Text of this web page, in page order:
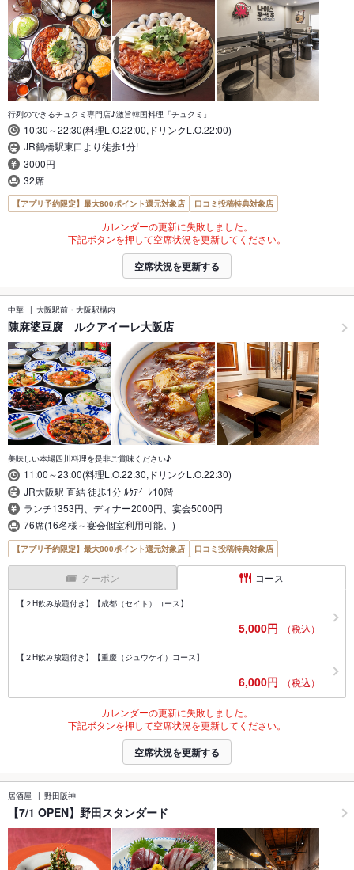
行列のできるチュクミ専門店♪激旨韓国料理「チュクミ」
10:30～22:30(料理L.O.22:00,ドリンクL.O.22:00)
JR鶴橋駅東口より徒歩1分!
3000円
32席
【アプリ予約限定】最大800ポイント還元対象店 口コミ投稿特典対象店
カレンダーの更新に失敗しました。
下記ボタンを押して空席状況を更新してください。
空席状況を更新する
中華 大阪駅前・大阪駅構内
陳麻婆豆腐 ルクアイーレ大阪店
美味しい本場四川料理を是非ご賞味ください♪
11:00～23:00(料理L.O.22:30,ドリンクL.O.22:30)
JR大阪駅 直結 徒歩1分 ﾙｸｱｲｰﾚ10階
ランチ1353円、ディナー2000円、宴会5000円
76席(16名様～宴会個室利用可能。)
【アプリ予約限定】最大800ポイント還元対象店 口コミ投稿特典対象店
クーポン コース
【２H飲み放題付き】【成都（セイト）コース】
5,000円 （税込）
【２H飲み放題付き】【重慶（ジュウケイ）コース】
6,000円 （税込）
カレンダーの更新に失敗しました。
下記ボタンを押して空席状況を更新してください。
空席状況を更新する
居酒屋 野田阪神
【7/1 OPEN】野田スタンダード